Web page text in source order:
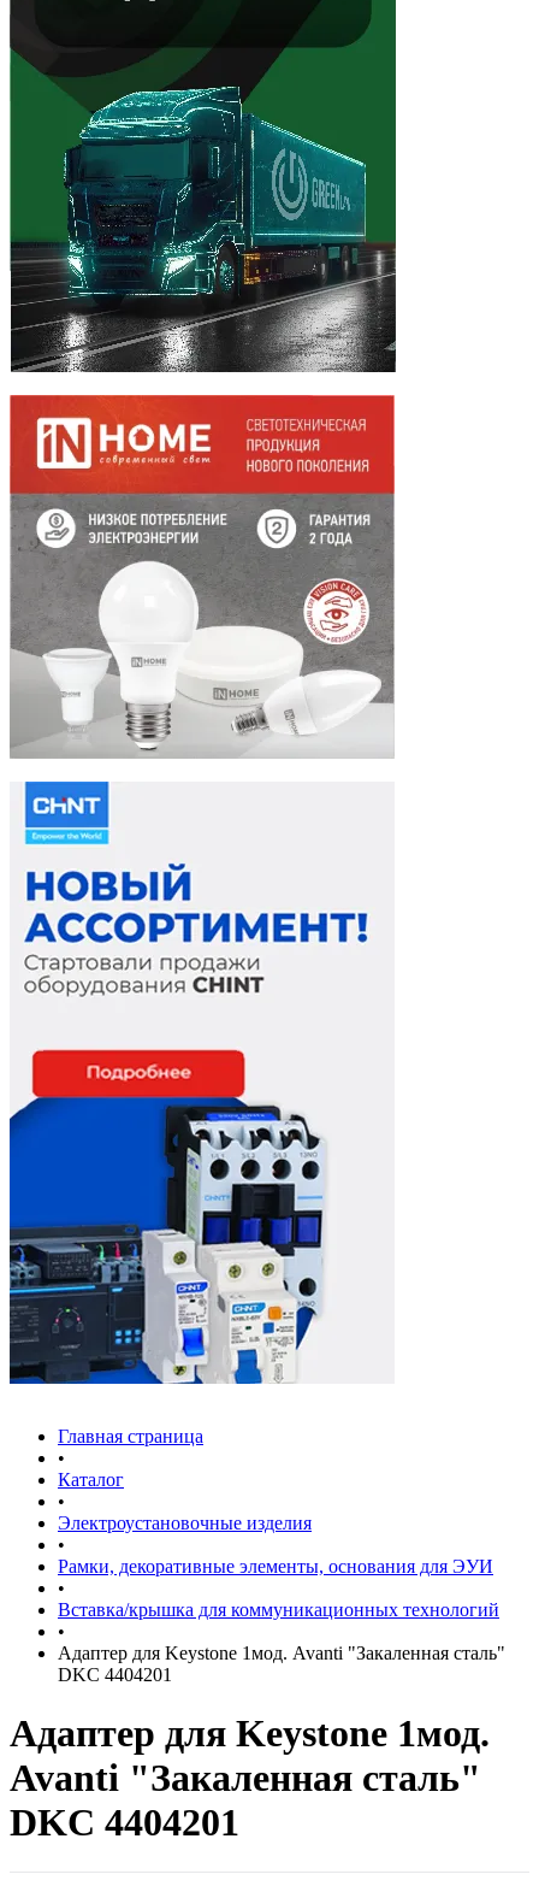
Главная страница
•
Каталог
•
Электроустановочные изделия
•
Рамки, декоративные элементы, основания для ЭУИ
•
Вставка/крышка для коммуникационных технологий
•
Адаптер для Keystone 1мод. Avanti "Закаленная сталь"
DKC 4404201
Адаптер для Keystone 1мод.
Avanti "Закаленная сталь"
DKC 4404201